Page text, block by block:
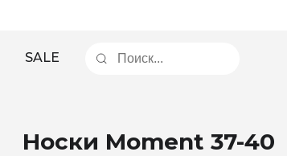
SALE
Носки Moment 37-40